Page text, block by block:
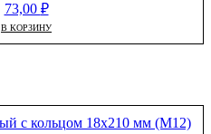
73,00 ₽
В КОРЗИНУ